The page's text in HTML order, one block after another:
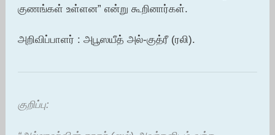
குணங்கள் உள்ளன” என்று கூறினார்கள்.
அறிவிப்பாளர் : அபூஸயீத் அல்-குத்ரீ (ரலி).
குறிப்பு: